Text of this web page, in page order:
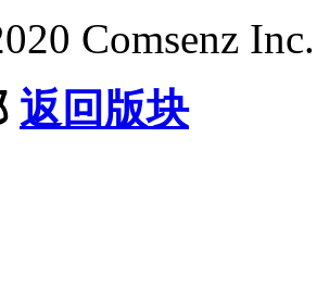
Comsenz Inc.
返回版块